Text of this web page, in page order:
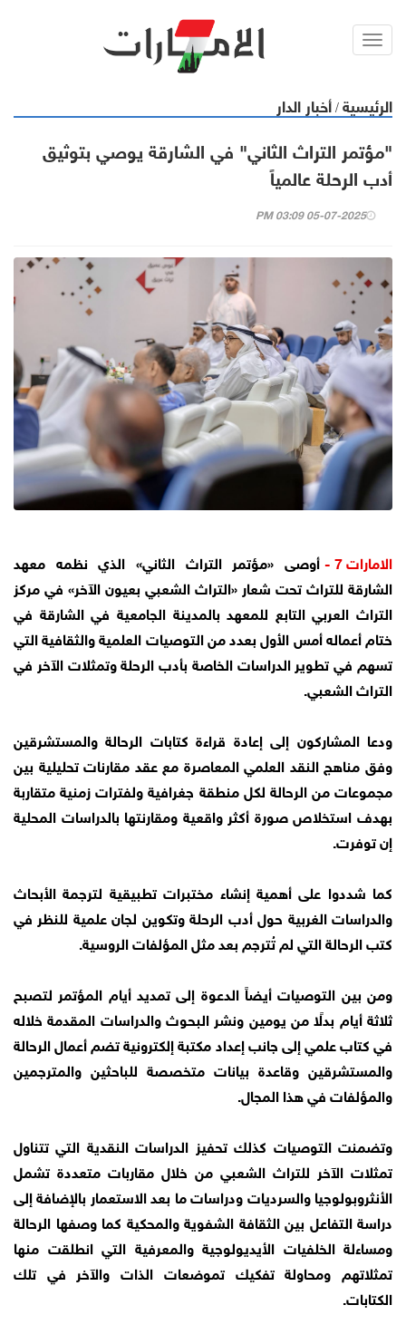
Toggl
الرئيسية / أخبار الدار
"مؤتمر التراث الثاني" في الشارقة يوصي بتوثيق
أدب الرحلة عالمياً
05-07-2025 03:09 PM
الامارات 7 -
أوصى «مؤتمر التراث الثاني» الذي نظمه معهد
الشارقة للتراث تحت شعار «التراث الشعبي بعيون الآخر» في مركز
التراث العربي التابع للمعهد بالمدينة الجامعية في الشارقة في
ختام أعماله أمس الأول بعدد من التوصيات العلمية والثقافية التي
تسهم في تطوير الدراسات الخاصة بأدب الرحلة وتمثلات الآخر في
التراث الشعبي.
ودعا المشاركون إلى إعادة قراءة كتابات الرحالة والمستشرقين
وفق مناهج النقد العلمي المعاصرة مع عقد مقارنات تحليلية بين
مجموعات من الرحالة لكل منطقة جغرافية ولفترات زمنية متقاربة
بهدف استخلاص صورة أكثر واقعية ومقارنتها بالدراسات المحلية
إن توفرت.
كما شددوا على أهمية إنشاء مختبرات تطبيقية لترجمة الأبحاث
والدراسات الغربية حول أدب الرحلة وتكوين لجان علمية للنظر في
كتب الرحالة التي لم تُترجم بعد مثل المؤلفات الروسية.
ومن بين التوصيات أيضاً الدعوة إلى تمديد أيام المؤتمر لتصبح
ثلاثة أيام بدلًا من يومين ونشر البحوث والدراسات المقدمة خلاله
في كتاب علمي إلى جانب إعداد مكتبة إلكترونية تضم أعمال الرحالة
والمستشرقين وقاعدة بيانات متخصصة للباحثين والمترجمين
والمؤلفات في هذا المجال.
وتضمنت التوصيات كذلك تحفيز الدراسات النقدية التي تتناول
تمثلات الآخر للتراث الشعبي من خلال مقاربات متعددة تشمل
الأنثروبولوجيا والسرديات ودراسات ما بعد الاستعمار بالإضافة إلى
دراسة التفاعل بين الثقافة الشفوية والمحكية كما وصفها الرحالة
ومساءلة الخلفيات الأيديولوجية والمعرفية التي انطلقت منها
تمثلاتهم ومحاولة تفكيك تموضعات الذات والآخر في تلك
الكتابات.